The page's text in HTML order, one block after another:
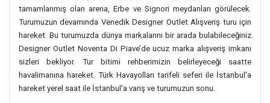
tamamlanmış olan arena, Erbe ve Signori meydanları görülecek.
Turumuzun devamında Venedik Designer Outlet Alışveriş turu için
hareket. Bu turumuzda dünya markalarını bir arada bulabileceğiniz
Designer Outlet Noventa Di Piave’de ucuz marka alışveriş imkanı
sizleri bekliyor. Tur bitimi rehberimizin belirleyeceği saatte
havalimanına hareket. Türk Havayolları tarifeli seferi ile İstanbul'a
hareket yerel saat ile İstanbul'a varış ve turumuzun sonu.